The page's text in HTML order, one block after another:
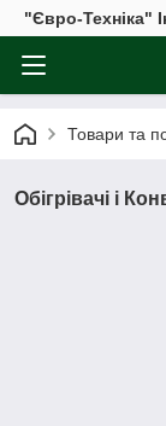
"Євро-Техніка"
Товари та
Обігрівачі і